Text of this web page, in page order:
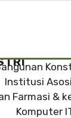
Institusi
Farmasi &
Komputer